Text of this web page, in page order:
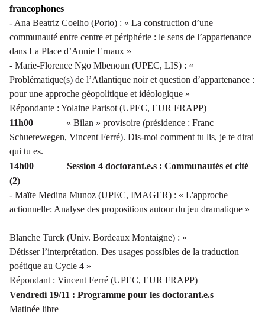
francophones
- Ana Beatriz Coelho (Porto) : « La construction d’une
communauté entre centre et périphérie : le sens de l’appartenance
dans La Place d’Annie Ernaux »
- Marie-Florence Ngo Mbenoun (UPEC, LIS) : «
Problématique(s) de l’Atlantique noir et question d’appartenance :
pour une approche géopolitique et idéologique »
Répondante : Yolaine Parisot (UPEC, EUR FRAPP)
11h00 « Bilan » provisoire (présidence : Franc
Schuerewegen, Vincent Ferré). Dis-moi comment tu lis, je te dirai
qui tu es.
14h00 Session 4 doctorant.e.s : Communautés et cité
(2)
- Maïte Medina Munoz (UPEC, IMAGER) : « L'approche
actionnelle: Analyse des propositions autour du jeu dramatique »
Blanche Turck (Univ. Bordeaux Montaigne) : «
Détisser l’interprétation. Des usages possibles de la traduction
poétique au Cycle 4 »
Répondant : Vincent Ferré (UPEC, EUR FRAPP)
Vendredi 19/11 : Programme pour les doctorant.e.s
Matinée libre